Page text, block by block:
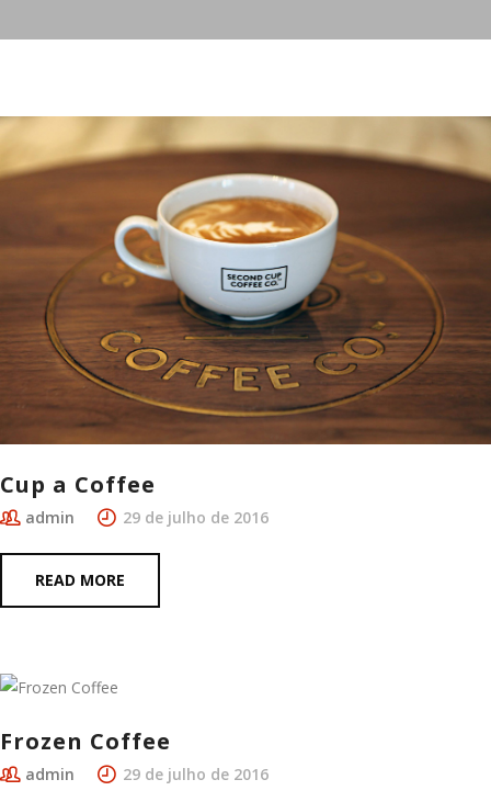
Cup a Coffee
admin 29 de julho de 2016
READ MORE
Frozen Coffee
admin 29 de julho de 2016